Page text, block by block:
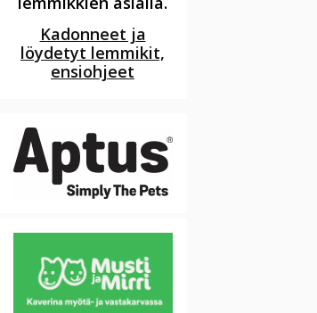
Kadonneet ja
löydetyt lemmikit,
ensiohjeet